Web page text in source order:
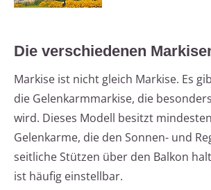
Die verschiedenen
Markise ist nicht gleich Markise. Es
die Gelenkarmmarkise, die
wird. Dieses Modell besitzt
Gelenkarme, die den Sonnen- und
seitliche Stützen über den Balkon
ist häufig einstellbar.